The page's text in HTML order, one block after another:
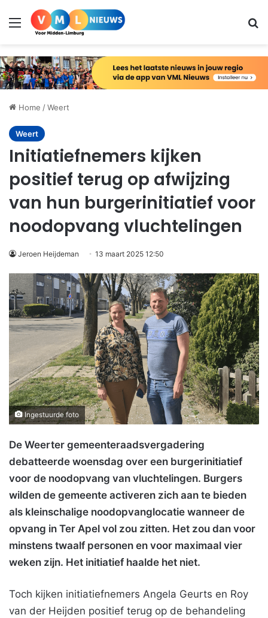
Menu
Home /Weert
Weert
Initiatiefnemers kijken
positief terug op afwijzing
van hun burgerinitiatief voor
noodopvang vluchtelingen
Jeroen Heijdeman 13 maart 2025 12:50
Ingestuurde foto
De Weerter gemeenteraadsvergadering
debatteerde woensdag over een burgerinitiatief
voor de noodopvang van vluchtelingen. Burgers
wilden de gemeente activeren zich aan te bieden
als kleinschalige noodopvanglocatie wanneer de
opvang in Ter Apel vol zou zitten. Het zou dan voor
minstens twaalf personen en voor maximaal vier
weken zijn. Het initiatief haalde het niet.
Toch kijken initiatiefnemers Angela Geurts en Roy
van der Heijden positief terug op de behandeling